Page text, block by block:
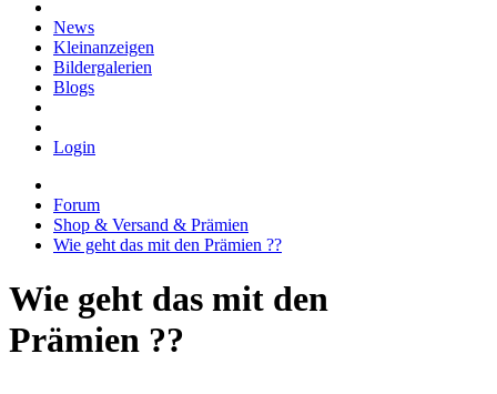
News
Kleinanzeigen
Bildergalerien
Blogs
Login
Forum
Shop & Versand & Prämien
Wie geht das mit den Prämien ??
Wie geht das mit den
Prämien ??